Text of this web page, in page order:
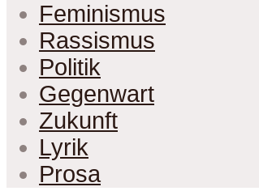
Feminismus
Rassismus
Politik
Gegenwart
Zukunft
Lyrik
Prosa